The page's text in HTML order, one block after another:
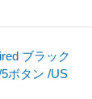
ブラック
ボタン /US